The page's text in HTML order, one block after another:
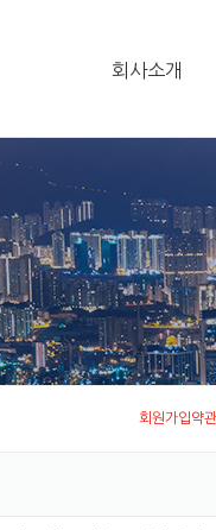
회사소개
회원가입약